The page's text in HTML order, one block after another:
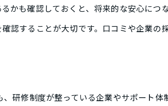
かも確認しておくと、将来的な安心につな
認することが大切です。口コミや企業の
研修制度が整っている企業やサポート